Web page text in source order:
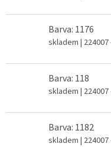
Barva: 1176
skladem | 224007
Barva: 118
skladem | 224007
Barva: 1182
skladem | 224007